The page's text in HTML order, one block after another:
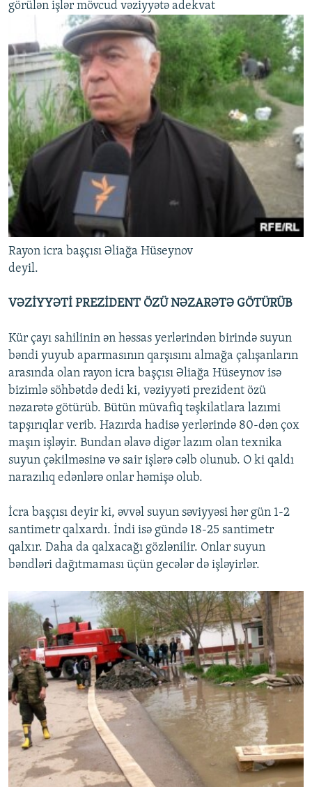
görülən işlər mövcud vəziyyətə adekvat
Rayon icra başçısı Əliağa Hüseynov
deyil.
VƏZİYYƏTİ PREZİDENT ÖZÜ NƏZARƏTƏ GÖTÜRÜB
Kür çayı sahilinin ən həssas yerlərindən birində suyun
bəndi yuyub aparmasının qarşısını almağa çalışanların
arasında olan rayon icra başçısı Əliağa Hüseynov isə
bizimlə söhbətdə dedi ki, vəziyyəti prezident özü
nəzarətə götürüb. Bütün müvafiq təşkilatlara lazımi
tapşırıqlar verib. Hazırda hadisə yerlərində 80-dən çox
maşın işləyir. Bundan əlavə digər lazım olan texnika
suyun çəkilməsinə və sair işlərə cəlb olunub. O ki qaldı
narazılıq edənlərə onlar həmişə olub.
İcra başçısı deyir ki, əvvəl suyun səviyyəsi hər gün 1-2
santimetr qalxardı. İndi isə gündə 18-25 santimetr
qalxır. Daha da qalxacağı gözlənilir. Onlar suyun
bəndləri dağıtmaması üçün gecələr də işləyirlər.